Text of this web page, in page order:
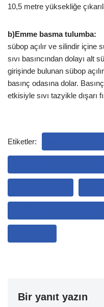
10,5 metre yüksekliğe
b)Emme basma tulumba:
sübop açılır ve silindir içine
sıvı basıncından dolayı alt
girişinde bulunan sübop
basınç odasına dolar.
etkisiyle sıvı tazyikle dışarı
Etiketler:
Bir yanıt yazın